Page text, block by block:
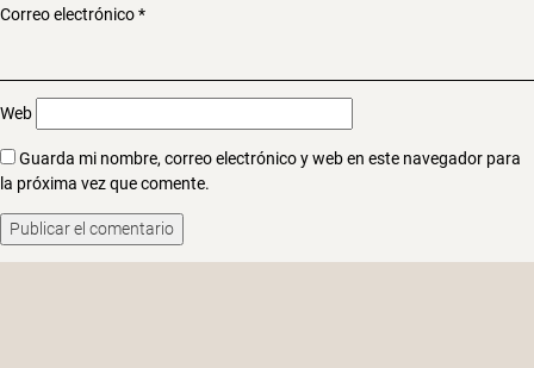
Correo electrónico*
Web
Guarda mi nombre, correo electrónico y web en este navegador para
la próxima vez que comente.